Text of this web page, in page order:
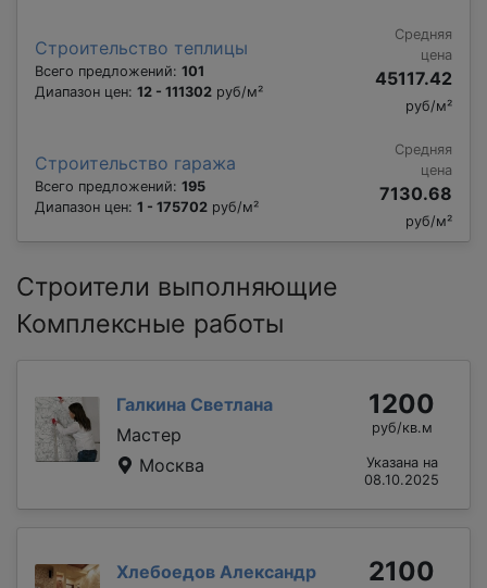
Строительство теплицы
Всего предложений: 101
Диапазон цен: 12 - 111302 руб/м²
Средняя
цена
45117.42
руб/м²
Строительство гаража
Всего предложений: 195
Диапазон цен: 1 - 175702 руб/м²
Средняя
цена
7130.68
руб/м²
Строители выполняющие
Комплексные работы
Галкина Светлана
Мастер
Москва
1200
руб/кв.м
Указана на
08.10.2025
Хлебоедов Александр 2100